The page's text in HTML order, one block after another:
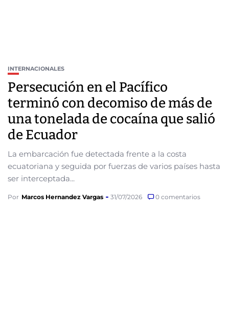
INTERNACIONALES
Persecución en el Pacífico
terminó con decomiso de más de
una tonelada de cocaína que salió
de Ecuador
La embarcación fue detectada frente a la costa
ecuatoriana y seguida por fuerzas de varios países hasta
ser interceptada...
Por Marcos Hernandez Vargas 31/07/2026 0 comentarios